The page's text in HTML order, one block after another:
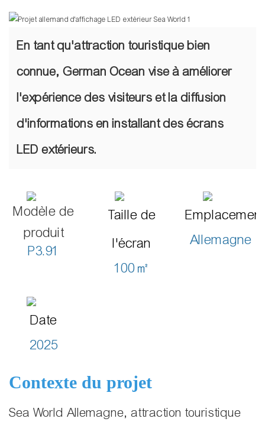
En tant qu'attraction touristique bien
connue, German Ocean vise à améliorer
l'expérience des visiteurs et la diffusion
d'informations en installant des écrans
LED extérieurs.
Modèle de
produit
P3.91
Taille de
l'écran
100㎡
Emplacement
Allemagne
Date
2025
Contexte du projet
Sea World Allemagne, attraction touristique